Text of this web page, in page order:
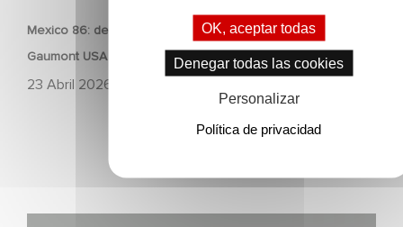
Mexico 86: descubre el tráiler de la nueva producción de
Gaumont USA
23 Abril 2026
OK, aceptar todas
Denegar todas las cookies
Personalizar
Política de privacidad